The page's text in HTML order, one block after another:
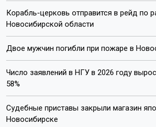
Корабль-церковь отправится в рейд по
Новосибирской области
Двое мужчин погибли при пожаре в
Число заявлений в НГУ в 2026 году
58%
Судебные приставы закрыли магазин
Новосибирске